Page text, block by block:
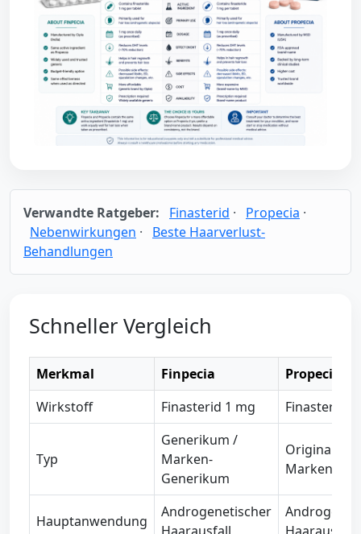
Verwandte Ratgeber: Finasterid · Propecia ·
Nebenwirkungen ·
Beste Haarverlust-
Behandlungen
Schneller Vergleich
Merkmal Finpecia
Propecia
Wirkstoff
Finasterid 1 mg Finasterid 1
Typ
Generikum /
Marken-
Generikum
Originales
Hauptanwendung
Androgenetischer